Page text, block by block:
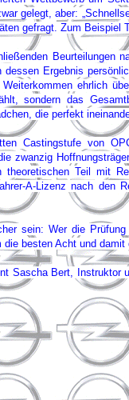
gelegt, aber:
gefragt. Zum
Beurteilungen
dessen Ergebnis
ehrlich
sondern das
die perfekt
Castingstufe von
zwanzig
theoretischen Teil mit
A-Lizenz nach den
sein: Wer die
die besten Acht und
Sascha Bert,